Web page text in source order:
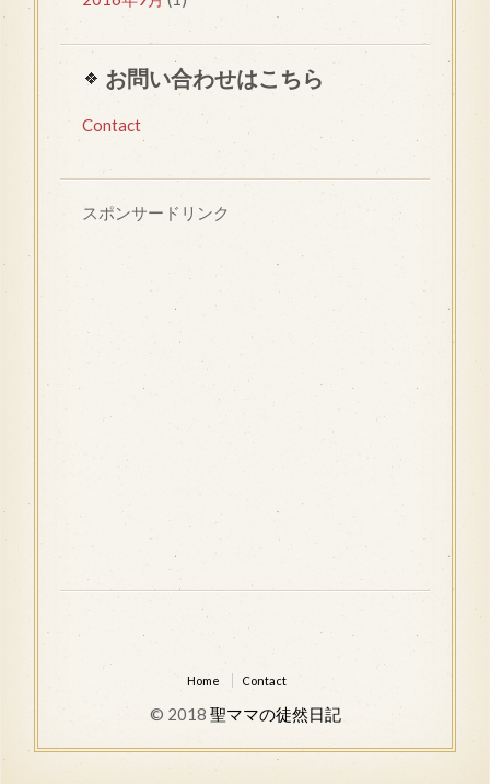
お問い合わせはこちら
Contact
スポンサードリンク
Home Contact
© 2018 聖ママの徒然日記